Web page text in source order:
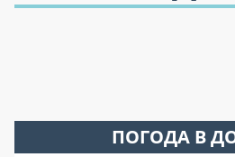
ПОГОДА В